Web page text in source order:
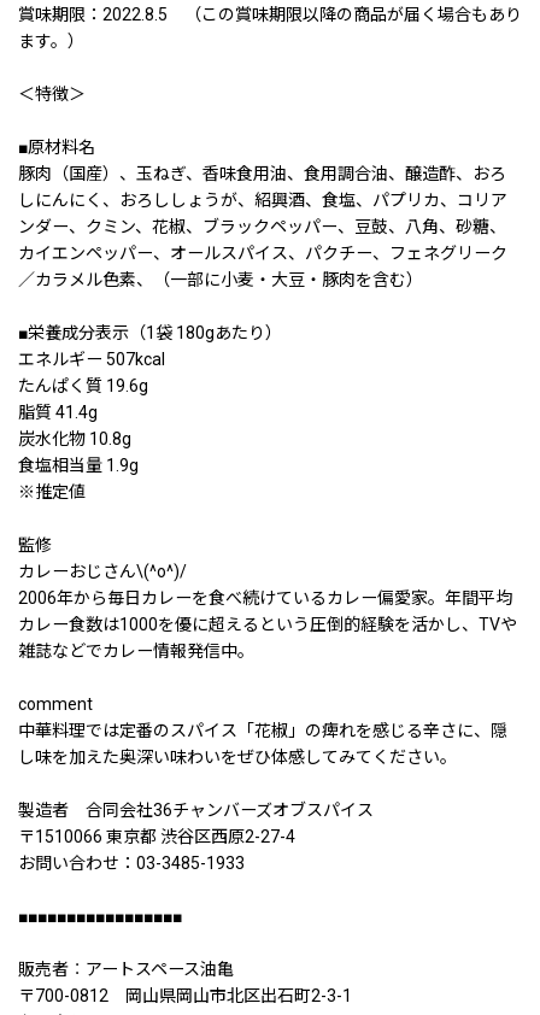
賞味期限：2022.8.5 （この賞味期限以降の商品が届く場合もあり
ます。）
＜特徴＞
■原材料名
豚肉（国産）、玉ねぎ、香味食用油、食用調合油、醸造酢、おろ
しにんにく、おろししょうが、紹興酒、食塩、パプリカ、コリア
ンダー、クミン、花椒、ブラックペッパー、豆鼓、八角、砂糖、
カイエンペッパー、オールスパイス、パクチー、フェネグリーク
／カラメル色素、（一部に小麦・大豆・豚肉を含む）
■栄養成分表示（1袋 180gあたり）
エネルギー 507kcal
たんぱく質 19.6g
脂質 41.4g
炭水化物 10.8g
食塩相当量 1.9g
※推定値
監修
カレーおじさん\(^o^)/
2006年から毎日カレーを食べ続けているカレー偏愛家。年間平均
カレー食数は1000を優に超えるという圧倒的経験を活かし、TVや
雑誌などでカレー情報発信中。
comment
中華料理では定番のスパイス「花椒」の痺れを感じる辛さに、隠
し味を加えた奥深い味わいをぜひ体感してみてください。
製造者 合同会社36チャンバーズオブスパイス
〒1510066 東京都 渋谷区西原2-27-4
お問い合わせ：03-3485-1933
■■■■■■■■■■■■■■■■■
販売者︰アートスペース油亀
〒700-0812 岡山県岡山市北区出石町2-3-1